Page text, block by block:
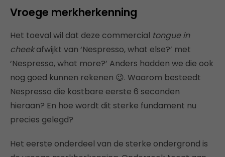
Vroege merkherkenning
Het toeval wil dat deze commercial tongue in
cheekafwijkt van ‘Nespresso, what else?’ met
‘Nespresso, what more?’ Anders hadden we die ook
nog goed kunnen rekenen 😉. Waarom besteedt
Nespresso die kostbare eerste 6 seconden
hieraan? En hoe wordt dit sterke fundament nu
precies gelegd?
Het eerste onderdeel van de sterke ondergrond is